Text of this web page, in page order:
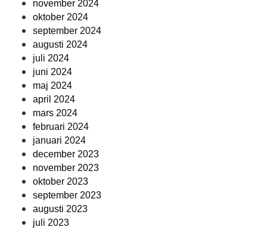
november 2024
oktober 2024
september 2024
augusti 2024
juli 2024
juni 2024
maj 2024
april 2024
mars 2024
februari 2024
januari 2024
december 2023
november 2023
oktober 2023
september 2023
augusti 2023
juli 2023